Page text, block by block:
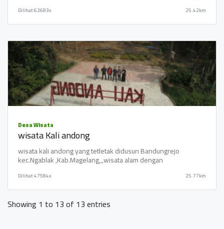
Dilihat62683x 25.42km
Desa Wisata
wisata Kali andong
wisata kali andong yang tetletak didusun Bandungrejo
kec.Ngablak ,Kab.Magelang,,,wisata alam dengan
Dilihat47584x 25.77km
Showing 1 to 13 of 13 entries